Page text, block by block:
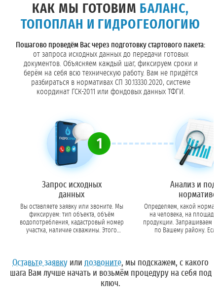
КАК МЫ ГОТОВИМ БАЛАНС,
ТОПОПЛАН И ГИДРОГЕОЛОГИЮ
Пошагово проведём Вас через подготовку стартового пакета:
от запроса исходных данных до передачи готовых
документов. Объясняем каждый шаг, фиксируем сроки и
берём на себя всю техническую работу. Вам не придётся
разбираться в нормативах СП 30.13330.2020, системе
координат ГСК-2011 или фондовых данных ТФГИ.
1
Запрос исходных
данных
Вы оставляете заявку или звоните. Мы
фиксируем: тип объекта, объём
водопотребления, кадастровый номер
участка, наличие скважины. Этого
Анализ и
нормативов
Определяем, какой
на человека, на площадь,
продукции. Запрашиваем данные
по Вашему району. Если
Оставьте заявку или позвоните, мы подскажем, с какого
шага Вам лучше начать и возьмём процедуру на себя под
ключ.